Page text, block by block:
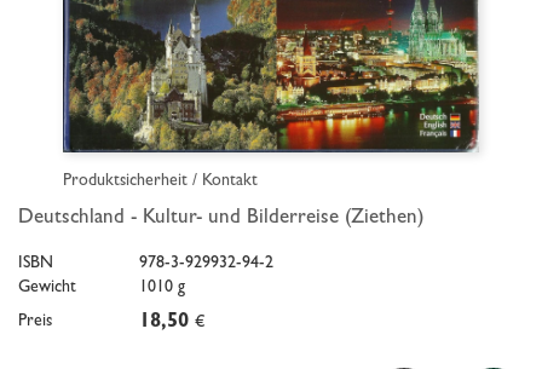
Produktsicherheit / Kontakt
Deutschland - Kultur- und Bilderreise (Ziethen)
ISBN
978-3-929932-94-2
Gewicht
1010 g
Preis
18,50 €